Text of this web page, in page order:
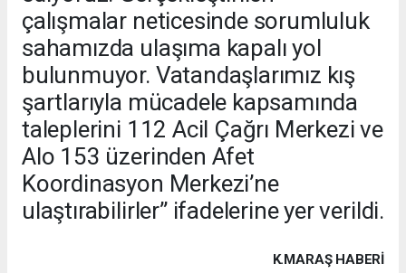
çalışmalar neticesinde sorumluluk
sahamızda ulaşıma kapalı yol
bulunmuyor. Vatandaşlarımız kış
şartlarıyla mücadele kapsamında
taleplerini 112 Acil Çağrı Merkezi ve
Alo 153 üzerinden Afet
Koordinasyon Merkezi’ne
ulaştırabilirler” ifadelerine yer verildi.
K.MARAŞ HABERİ